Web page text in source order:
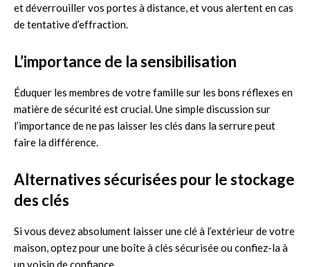
et déverrouiller vos portes à distance, et vous alertent en cas
de tentative d’effraction.
L’importance de la sensibilisation
Éduquer les membres de votre famille sur les bons réflexes en
matière de sécurité est crucial. Une simple discussion sur
l’importance de ne pas laisser les clés dans la serrure peut
faire la différence.
Alternatives sécurisées pour le stockage
des clés
Si vous devez absolument laisser une clé à l’extérieur de votre
maison, optez pour une boîte à clés sécurisée ou confiez-la à
un voisin de confiance.